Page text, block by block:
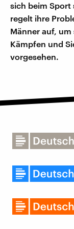
sich beim Sport
regelt ihre
Männer auf, um
Kämpfen und
vorgesehen.